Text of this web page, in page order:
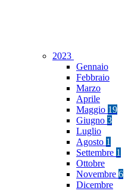
2023
Gennaio
Febbraio
Marzo
Aprile
Maggio 19
Giugno 3
Luglio
Agosto 1
Settembre 1
Ottobre
Novembre 6
Dicembre